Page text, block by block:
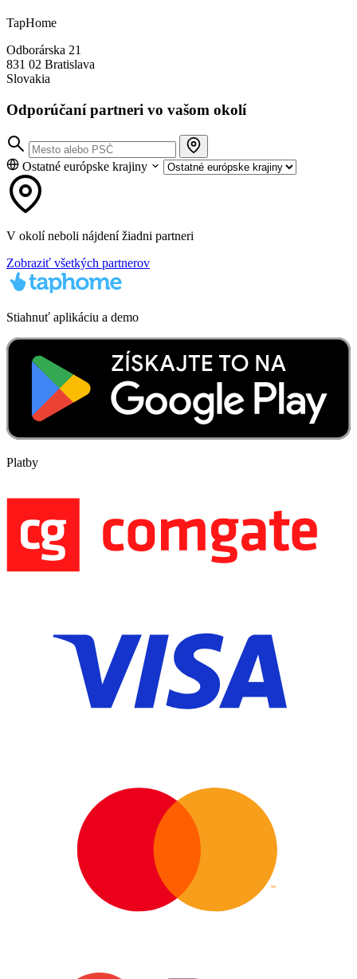
TapHome
Odborárska 21
831 02 Bratislava
Slovakia
Odporúčaní partneri vo vašom okolí
Ostatné európske krajiny
V okolí neboli nájdení žiadni partneri
Zobraziť všetkých partnerov
Stiahnuť aplikáciu a demo
Platby